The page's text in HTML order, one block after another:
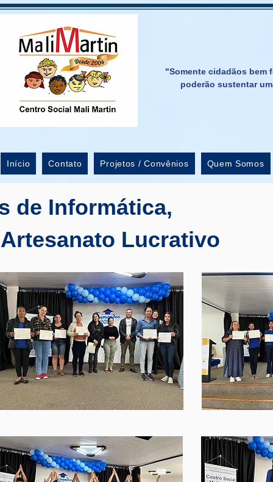
"Somente cidadãos bem
poderão sustentar
Início Contato Projetos / Convênios Quem Somos
de Informática,
Lucrativo